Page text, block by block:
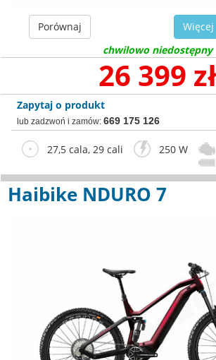
Porównaj
chwilowo niedostępny
26 399 zł
Zapytaj o produkt
lub zadzwoń i zamów: 669 175 126
27,5 cala, 29 cali 250 W
Haibike NDURO 7